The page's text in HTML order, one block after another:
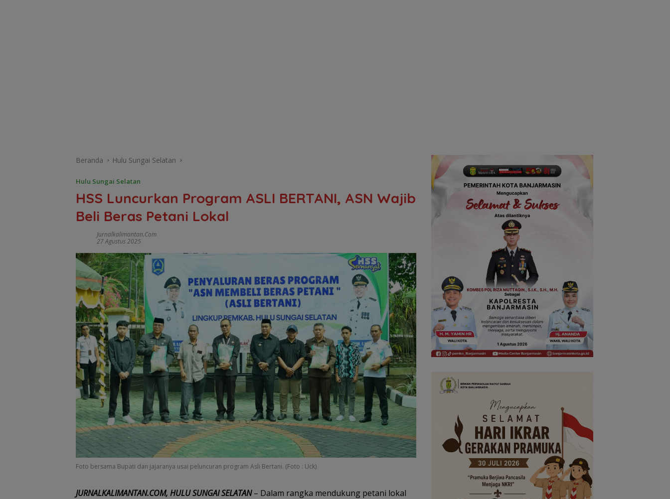
Beranda Hulu Sungai Selatan
Hulu Sungai Selatan
HSS Luncurkan Program ASLI BERTANI, ASN Wajib
Beli Beras Petani Lokal
Jurnalkalimantan.com
27 Agustus 2025
Foto bersama Bupati dan jajaranya usai peluncuran program Asli Bertani. (Foto : Uck)
JURNALKALIMANTAN.COM, HULU SUNGAI SELATAN– Dalam rangka mendukung petani lokal